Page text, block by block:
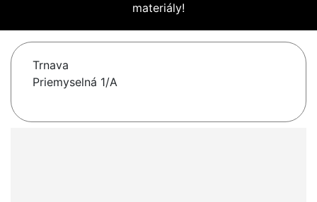
materiály!
Trnava
Priemyselná 1/A